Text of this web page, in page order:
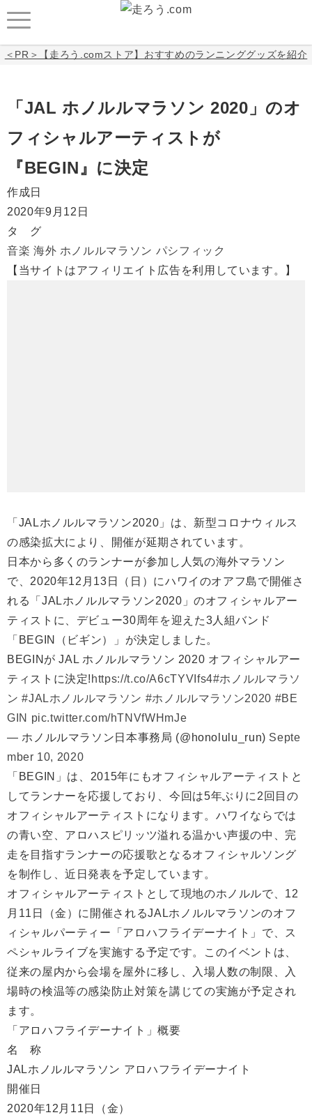
＜PR＞【走ろう.comストア】おすすめのランニンググッズを紹介
「JAL ホノルルマラソン 2020」のオ
フィシャルアーティストが
『BEGIN』に決定
作成日
2020年9月12日
タ グ
音楽 海外 ホノルルマラソン パシフィック
【当サイトはアフィリエイト広告を利用しています。】
「JALホノルルマラソン2020」は、新型コロナウィルス
の感染拡大により、開催が延期されています。
日本から多くのランナーが参加し人気の海外マラソン
で、2020年12月13日（日）にハワイのオアフ島で開催さ
れる「JALホノルルマラソン2020」のオフィシャルアー
ティストに、デビュー30周年を迎えた3人組バンド
「BEGIN（ビギン）」が決定しました。
BEGINが JAL ホノルルマラソン 2020 オフィシャルアー
ティストに決定! https://t.co/A6cTYVIfs4#ホノルルマラソ
ン #JALホノルルマラソン #ホノルルマラソン2020 #BE
GIN pic.twitter.com/hTNVfWHmJe
— ホノルルマラソン日本事務局 (@honolulu_run) Septe
mber 10, 2020
「BEGIN」は、2015年にもオフィシャルアーティストと
してランナーを応援しており、今回は5年ぶりに2回目の
オフィシャルアーティストになります。ハワイならでは
の青い空、アロハスピリッツ溢れる温かい声援の中、完
走を目指すランナーの応援歌となるオフィシャルソング
を制作し、近日発表を予定しています。
オフィシャルアーティストとして現地のホノルルで、12
月11日（金）に開催されるJALホノルルマラソンのオフ
ィシャルパーティー「アロハフライデーナイト」で、ス
ペシャルライブを実施する予定です。このイベントは、
従来の屋内から会場を屋外に移し、入場人数の制限、入
場時の検温等の感染防止対策を講じての実施が予定され
ます。
「アロハフライデーナイト」概要
名 称
JALホノルルマラソン アロハフライデーナイト
開催日
2020年12月11日（金）